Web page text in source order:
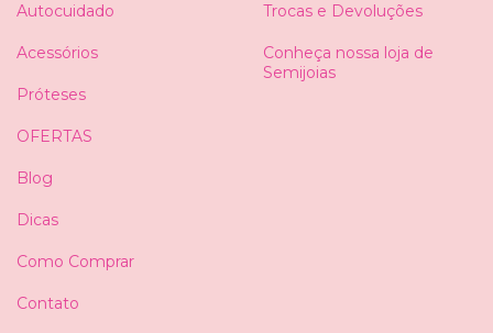
Autocuidado
Acessórios
Próteses
OFERTAS
Blog
Dicas
Como Comprar
Contato
Trocas e Devoluções
Conheça nossa loja de
Semijoias